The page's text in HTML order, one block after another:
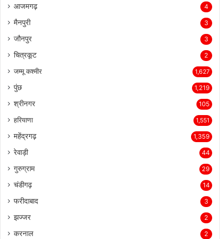
आजमगढ़ 4
मैनपुरी 3
जौनपुर 3
चित्रकूट 2
जम्मू कश्मीर 1,627
पुंछ 1,219
श्रीनगर 105
हरियाणा 1,551
महेंद्रगढ़ 1,359
रेवाड़ी 44
गुरुग्राम 29
चंडीगढ़ 14
फरीदाबाद 3
झज्जर 2
करनाल 2